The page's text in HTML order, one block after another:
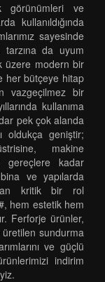
görünümleri ve
kullanıldığında
sayesinde
tarzına da uyum
üzere modern bir
her bütçeye hitap
vazgeçilmez bir
kullanıma
pek çok alanda
oldukça geniştir;
makine
gereçlere kadar
ve yapılarda
kritik bir rol
hem estetik hem
Ferforje ürünler,
üretilen sundurma
ve güçlü
indirim